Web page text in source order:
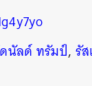
นัลด์ ทรัมป์, รั